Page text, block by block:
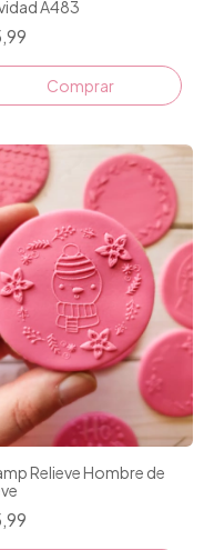
A483
Relieve Hombre de